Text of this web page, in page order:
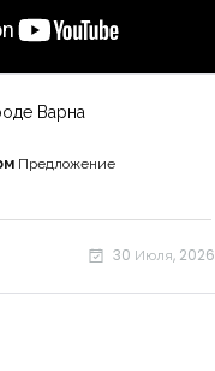
Варна
Предложение
30 Июля, 2026